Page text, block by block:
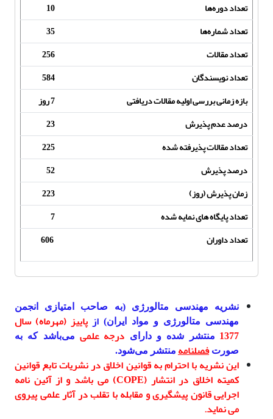
تعداد دوره‌ها
10
تعداد شماره‌ها
35
تعداد مقالات
256
تعداد نویسندگان
584
بازه زمانی بررسی اولیه مقالات دریافتی
7 روز
درصد عدم پذیرش
23
تعداد مقالات پذیرفته شده
225
درصد پذیرش
52
زمان پذیرش (روز)
223
تعداد پایگاه های نمایه شده
7
تعداد داوران
نشریه مهندسی متالورژی (به صاحب امتیازی انجمن
مهندسی متالورژی و مواد ایران) ازپاییز (مهرماه) سال
1377 منتشر شده و دارای درجه علمی می‌باشد که به
صورتفصلنامه منتشر می‌شود.
این نشریه با احترام به قوانین اخلاق در نشریات تابع قوانین
کمیته اخلاق در انتشار (COPE) می باشد و از آئین نامه
اجرایی قانون پیشگیری و مقابله با تقلب در آثار علمی پیروی
می نماید.